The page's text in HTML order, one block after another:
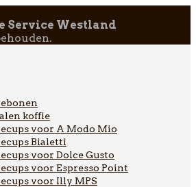
Service Westland
koffie
voor A Modo Mio
Bialetti
voor Dolce Gusto
voor Espresso Point
voor Illy MPS